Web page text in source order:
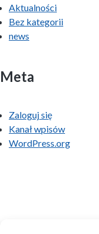
Aktualności
Bez kategorii
news
Meta
Zaloguj się
Kanał wpisów
WordPress.org